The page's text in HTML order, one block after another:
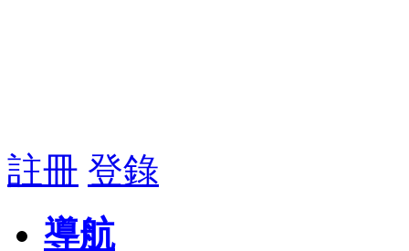
註冊 登錄
導航